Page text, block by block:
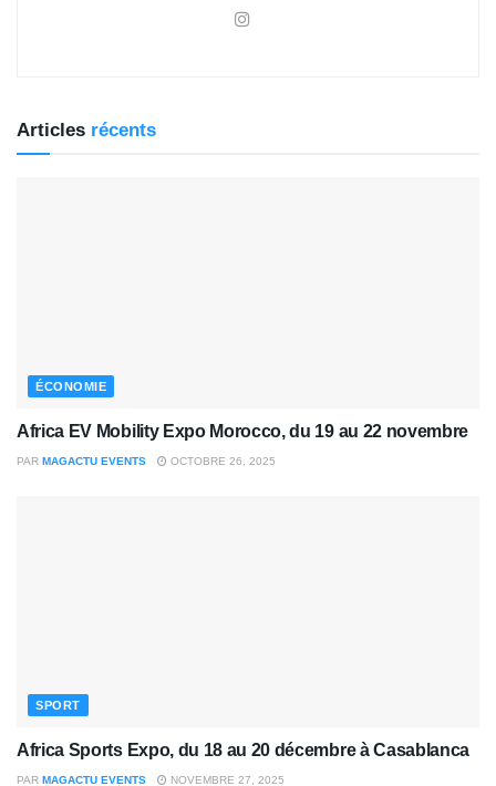
Articles récents
ÉCONOMIE
Africa EV Mobility Expo Morocco, du 19 au 22 novembre
PAR MAGACTU EVENTS OCTOBRE 26, 2025
SPORT
Africa Sports Expo, du 18 au 20 décembre à Casablanca
PAR MAGACTU EVENTS NOVEMBRE 27, 2025